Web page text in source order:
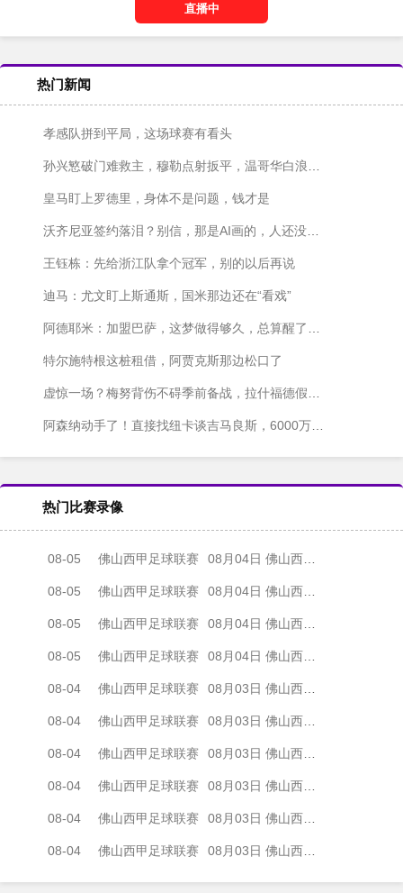
直播中
热门新闻
孝感队拼到平局，这场球赛有看头
孙兴慜破门难救主，穆勒点射扳平，温哥华白浪主场1-1战平洛杉矶
皇马盯上罗德里，身体不是问题，钱才是
沃齐尼亚签约落泪？别信，那是AI画的，人还没签字呢
王钰栋：先给浙江队拿个冠军，别的以后再说
迪马：尤文盯上斯通斯，国米那边还在“看戏”
阿德耶米：加盟巴萨，这梦做得够久，总算醒了？不对，是成了！
特尔施特根这桩租借，阿贾克斯那边松口了
虚惊一场？梅努背伤不碍季前备战，拉什福德假期结束也快归队了
阿森纳动手了！直接找纽卡谈吉马良斯，6000万镑砸过去
热门比赛录像
08-05 佛山西甲足球联赛 08月04日 佛山西甲足球联赛32强淘汰赛 肇庆恒骏成 VS 三七互娱 全场录像
08-05 佛山西甲足球联赛 08月04日 佛山西甲足球联赛32强淘汰赛 广东西南建设 VS 香港圣徒 全场录像
08-05 佛山西甲足球联赛 08月04日 佛山西甲足球联赛32强淘汰赛 贪玩游戏 VS 美的薪火 全场录像
08-05 佛山西甲足球联赛 08月04日 佛山西甲足球联赛32强淘汰赛 藝品高國際 VS 湛江狂狼·粵辉能源 全场录像
08-04 佛山西甲足球联赛 08月03日 佛山西甲足球联赛32强淘汰赛 广东客家青年 VS 广州英华思力U17 全场录像
08-04 佛山西甲足球联赛 08月03日 佛山西甲足球联赛32强淘汰赛 广州求信 VS 顺德新青年 全场录像
08-04 佛山西甲足球联赛 08月03日 佛山西甲足球联赛32强淘汰赛 大塘控股 VS 茂名市点都得 全场录像
08-04 佛山西甲足球联赛 08月03日 佛山西甲足球联赛32强淘汰赛 广东凤铝 VS 湛江八部科技 全场录像
08-04 佛山西甲足球联赛 08月03日 佛山西甲足球联赛32强淘汰赛 广州蜀地红 VS 广州戴拿模 全场录像
08-04 佛山西甲足球联赛 08月03日 佛山西甲足球联赛32强淘汰赛 三水乐民兴健力宝 VS 中国澳门澳科精英 全场录像